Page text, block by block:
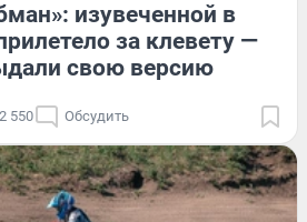
изувеченной в
за клевету —
свою версию
2 550 Обсудить